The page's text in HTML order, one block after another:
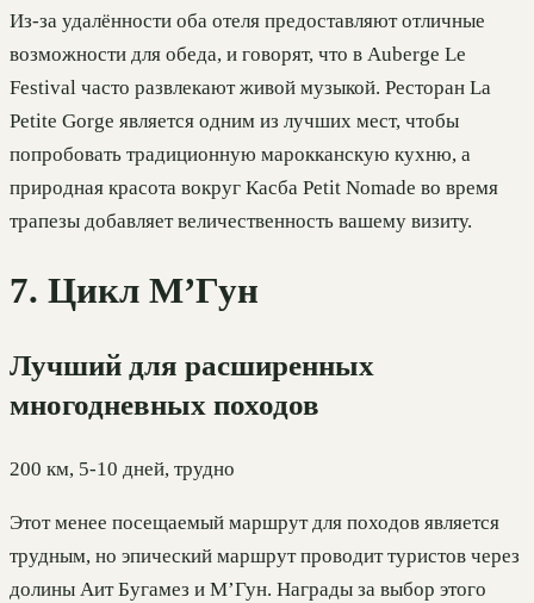
Из-за удалённости оба отеля предоставляют отличные
возможности для обеда, и говорят, что в Auberge Le
Festival часто развлекают живой музыкой. Ресторан La
Petite Gorge является одним из лучших мест, чтобы
попробовать традиционную марокканскую кухню, а
природная красота вокруг Касба Petit Nomade во время
трапезы добавляет величественность вашему визиту.
7. Цикл М’Гун
Лучший для расширенных
многодневных походов
200 км, 5-10 дней, трудно
Этот менее посещаемый маршрут для походов является
трудным, но эпический маршрут проводит туристов через
долины Аит Бугамез и М’Гун. Награды за выбор этого